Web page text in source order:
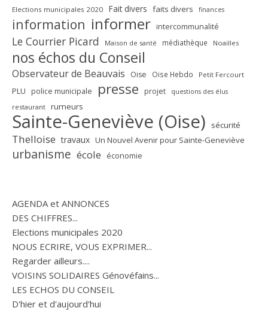
Elections municipales 2020 Fait divers faits divers finances
information informer intercommunalité
Le Courrier Picard Maison de santé médiathèque Noailles
nos échos du Conseil
Observateur de Beauvais Oise Oise Hebdo Petit Fercourt
PLU police municipale presse projet questions des élus
restaurant rumeurs
Sainte-Geneviève (Oise) sécurité
Thelloise travaux Un Nouvel Avenir pour Sainte-Geneviève
urbanisme école économie
AGENDA et ANNONCES
DES CHIFFRES...
Elections municipales 2020
NOUS ECRIRE, VOUS EXPRIMER...
Regarder ailleurs....
VOISINS SOLIDAIRES Génovéfains...
LES ECHOS DU CONSEIL
D'hier et d'aujourd'hui